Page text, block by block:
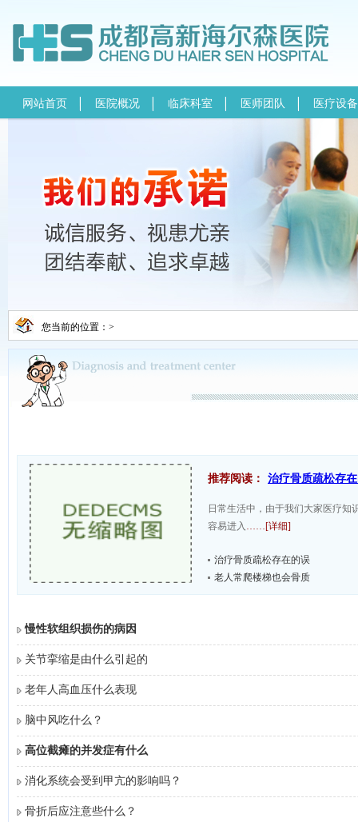
网站首页 医院概况 临床科室 医师团队 医疗设备
您当前的位置：>
推荐阅读： 治疗骨质疏松存
日常生活中，由于我们大家医疗知
容易进入 ……[详细]
治疗骨质疏松存在的误
老人常爬楼梯也会骨质
慢性软组织损伤的病因
关节挛缩是由什么引起的
老年人高血压什么表现
脑中风吃什么？
高位截瘫的并发症有什么
消化系统会受到甲亢的影响吗？
骨折后应注意些什么？